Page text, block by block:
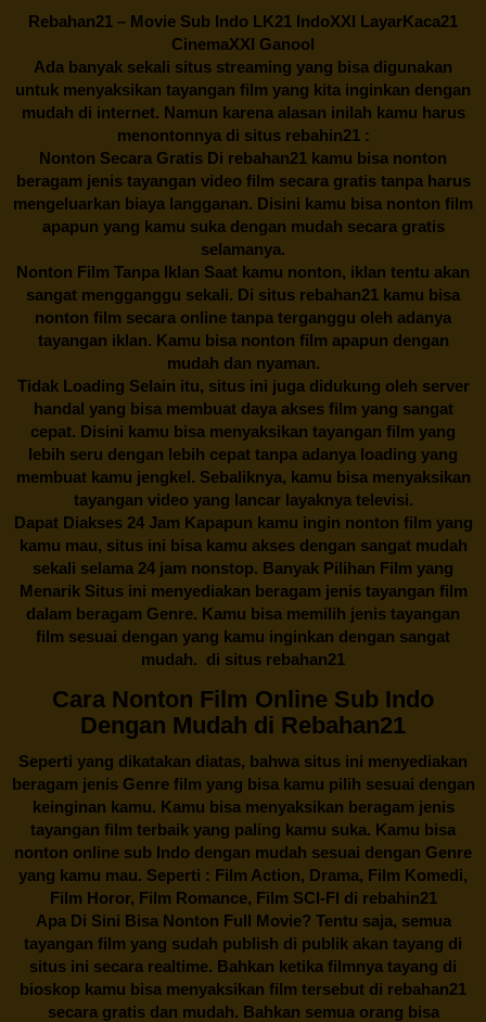
Rebahan21 – Movie Sub Indo LK21 IndoXXI LayarKaca21
CinemaXXI Ganool
Ada banyak sekali situs streaming yang bisa digunakan
untuk menyaksikan tayangan film yang kita inginkan dengan
mudah di internet. Namun karena alasan inilah kamu harus
menontonnya di situs rebahin21 :
Nonton Secara Gratis Di rebahan21 kamu bisa nonton
beragam jenis tayangan video film secara gratis tanpa harus
mengeluarkan biaya langganan. Disini kamu bisa nonton film
apapun yang kamu suka dengan mudah secara gratis
selamanya.
Nonton Film Tanpa Iklan Saat kamu nonton, iklan tentu akan
sangat mengganggu sekali. Di situs rebahan21 kamu bisa
nonton film secara online tanpa terganggu oleh adanya
tayangan iklan. Kamu bisa nonton film apapun dengan
mudah dan nyaman.
Tidak Loading Selain itu, situs ini juga didukung oleh server
handal yang bisa membuat daya akses film yang sangat
cepat. Disini kamu bisa menyaksikan tayangan film yang
lebih seru dengan lebih cepat tanpa adanya loading yang
membuat kamu jengkel. Sebaliknya, kamu bisa menyaksikan
tayangan video yang lancar layaknya televisi.
Dapat Diakses 24 Jam Kapapun kamu ingin nonton film yang
kamu mau, situs ini bisa kamu akses dengan sangat mudah
sekali selama 24 jam nonstop. Banyak Pilihan Film yang
Menarik Situs ini menyediakan beragam jenis tayangan film
dalam beragam Genre. Kamu bisa memilih jenis tayangan
film sesuai dengan yang kamu inginkan dengan sangat
mudah. di situs rebahan21
Cara Nonton Film Online Sub Indo
Dengan Mudah di Rebahan21
Seperti yang dikatakan diatas, bahwa situs ini menyediakan
beragam jenis Genre film yang bisa kamu pilih sesuai dengan
keinginan kamu. Kamu bisa menyaksikan beragam jenis
tayangan film terbaik yang paling kamu suka. Kamu bisa
nonton online sub Indo dengan mudah sesuai dengan Genre
yang kamu mau. Seperti : Film Action, Drama, Film Komedi,
Film Horor, Film Romance, Film SCI-FI di rebahin21
Apa Di Sini Bisa Nonton Full Movie? Tentu saja, semua
tayangan film yang sudah publish di publik akan tayang di
situs ini secara realtime. Bahkan ketika filmnya tayang di
bioskop kamu bisa menyaksikan film tersebut di rebahan21
secara gratis dan mudah. Bahkan semua orang bisa